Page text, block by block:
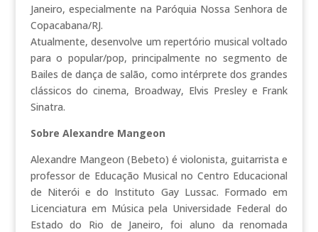
Janeiro, especialmente na Paróquia Nossa Senhora de
Copacabana/RJ.
Atualmente, desenvolve um repertório musical voltado
para o popular/pop, principalmente no segmento de
Bailes de dança de salão, como intérprete dos grandes
clássicos do cinema, Broadway, Elvis Presley e Frank
Sinatra.
Sobre Alexandre Mangeon
Alexandre Mangeon (Bebeto) é violonista, guitarrista e
professor de Educação Musical no Centro Educacional
de Niterói e do Instituto Gay Lussac. Formado em
Licenciatura em Música pela Universidade Federal do
Estado do Rio de Janeiro, foi aluno da renomada